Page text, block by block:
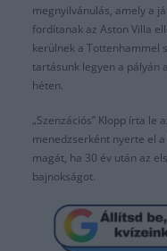
megnyilvánulás, amely a
fordítanak az Aston Villa
kerülnek a Tottenhammel
tartásunk legyen a pályán
héten.
„Szenzációs” Klopp írta le
menedzserként nyerte el
magát, ha 30 év után az
bajnokságot.